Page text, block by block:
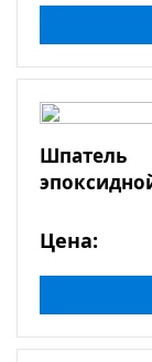
Шпатель
Цена: